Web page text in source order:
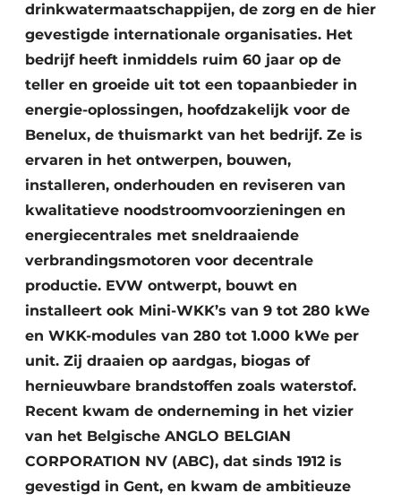
drinkwatermaatschappijen, de zorg en de hier
gevestigde internationale organisaties. Het
bedrijf heeft inmiddels ruim 60 jaar op de
teller en groeide uit tot een topaanbieder in
energie-oplossingen, hoofdzakelijk voor de
Benelux, de thuismarkt van het bedrijf. Ze is
ervaren in het ontwerpen, bouwen,
installeren, onderhouden en reviseren van
kwalitatieve noodstroomvoorzieningen en
energiecentrales met sneldraaiende
verbrandingsmotoren voor decentrale
productie. EVW ontwerpt, bouwt en
installeert ook Mini-WKK’s van 9 tot 280 kWe
en WKK-modules van 280 tot 1.000 kWe per
unit. Zij draaien op aardgas, biogas of
hernieuwbare brandstoffen zoals waterstof.
Recent kwam de onderneming in het vizier
van het Belgische ANGLO BELGIAN
CORPORATION NV (ABC), dat sinds 1912 is
gevestigd in Gent, en kwam de ambitieuze